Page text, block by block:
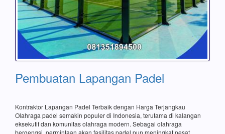
Pembuatan Lapangan Padel
Kontraktor Lapangan Padel Terbaik dengan Harga Terjangkau
Olahraga padel semakin populer di Indonesia, terutama di kalangan
eksekutif dan komunitas olahraga modern. Sebagai olahraga
bergengsi, permintaan akan fasilitas padel pun meningkat pesat. ...